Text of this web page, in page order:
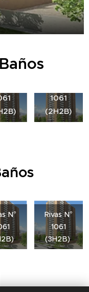
1061
(2H2B)
N°
Rivas N°
1061
(3H2B)